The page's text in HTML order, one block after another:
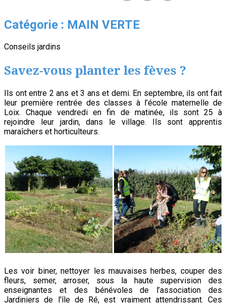
Catégorie : MAIN VERTE
Conseils jardins
Savez-vous planter les fèves ?
Ils ont entre 2 ans et 3 ans et demi. En septembre, ils ont fait
leur première rentrée des classes à l’école maternelle de
Loix. Chaque vendredi en fin de matinée, ils sont 25 à
rejoindre leur jardin, dans le village. Ils sont apprentis
maraîchers et horticulteurs.
Les voir biner, nettoyer les mauvaises herbes, couper des
fleurs, semer, arroser, sous la haute supervision des
enseignantes et des bénévoles de l’association des
Jardiniers de l’île de Ré, est vraiment attendrissant. Ces